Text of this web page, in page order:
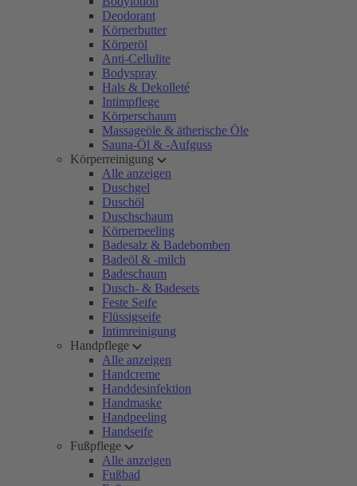
Deodorant
Körperbutter
Körperöl
Anti-Cellulite
Bodyspray
Hals & Dekolleté
Intimpflege
Körperschaum
Massageöle & ätherische Öle
Sauna-Öl & -Aufguss
Körperreinigung
Alle anzeigen
Duschgel
Duschöl
Duschschaum
Körperpeeling
Badesalz & Badebomben
Badeöl & -milch
Badeschaum
Dusch- & Badesets
Feste Seife
Flüssigseife
Intimreinigung
Handpflege
Alle anzeigen
Handcreme
Handdesinfektion
Handmaske
Handpeeling
Handseife
Fußpflege
Alle anzeigen
Fußbad